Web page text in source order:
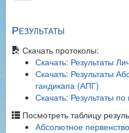
Результаты
Скачать протоколы:
Скачать: Результаты
Скачать: Результаты
гандикапа (АПГ)
Скачать: Результаты
Посмотреть таблицу
Абсолютное